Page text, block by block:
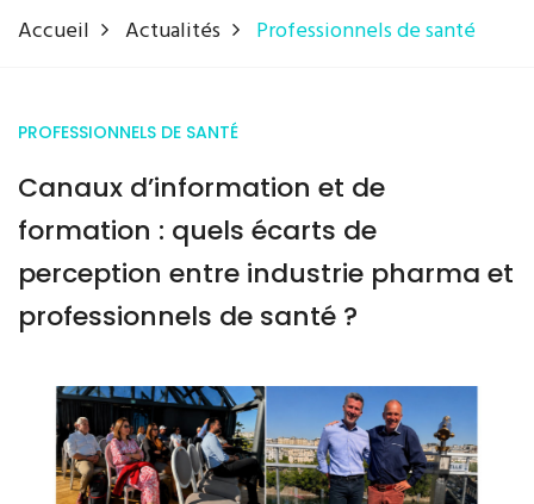
Accueil Actualités Professionnels de santé
PROFESSIONNELS DE SANTÉ
Canaux d’information et de
formation : quels écarts de
perception entre industrie pharma et
professionnels de santé ?